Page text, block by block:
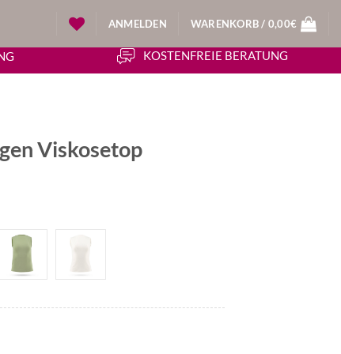
ANMELDEN WARENKORB / 0,00€
KOSTENFREIE BERATUNG
Viskosetop